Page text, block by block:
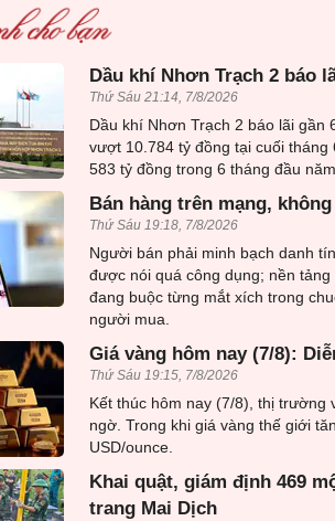
Dầu khí Nhơn Trạch 2 báo
Thứ Sáu 21:14, 7/8/2026
Dầu khí Nhơn Trạch 2 báo lãi gần
vượt 10.784 tỷ đồng tại cuối
583 tỷ đồng trong 6 tháng đầu
Bán hàng trên mạng,
Thứ Sáu 19:18, 7/8/2026
Người bán phải minh bạch danh
được nói quá công dụng; nền
đang buộc từng mắt xích trong
người mua.
Giá vàng hôm nay (7/8):
Thứ Sáu 19:15, 7/8/2026
Kết thúc hôm nay (7/8), thị trường
ngờ. Trong khi giá vàng thế giới
USD/ounce.
Khai quật, giám định 469
trang Mai Dịch